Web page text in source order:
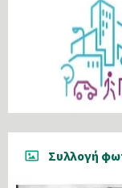
Συλλογή